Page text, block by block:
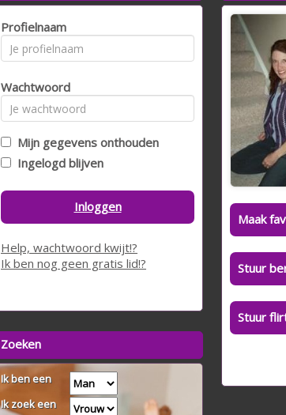
Maak
Stuur
Stuur
Profielnaam
Wachtwoord
Mijn gegevens onthouden
Ingelogd blijven
Inloggen
Help, wachtwoord kwijt!?
Ik ben nog geen gratis lid!?
Zoeken
Ik ben een
Ik zoek een